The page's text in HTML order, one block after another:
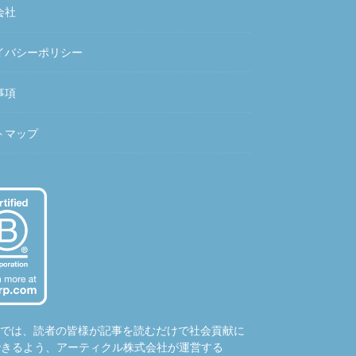
社
バシーポリシー
項
マップ
は、読者の皆様が記事を読むだけで社会貢献に
るよう、アーティクル株式会社が運営する